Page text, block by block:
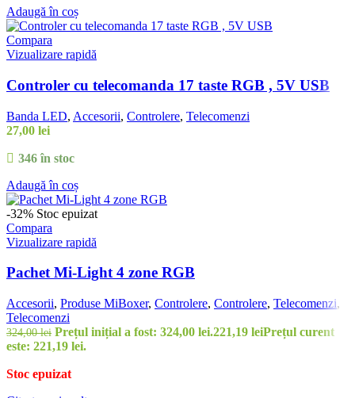
Adaugă în coș
Compara
Vizualizare rapidă
Controler cu telecomanda 17 taste RGB , 5V USB
Banda LED, Accesorii, Controlere, Telecomenzi
27,00 lei
346 în stoc
Adaugă în coș
-32% Stoc epuizat
Compara
Vizualizare rapidă
Pachet Mi-Light 4 zone RGB
Accesorii, Produse MiBoxer, Controlere, Controlere, Telecomenzi,
Telecomenzi
324,00lei Prețul inițial a fost: 324,00 lei.221,19 leiPrețul curent
este: 221,19 lei.
Stoc epuizat